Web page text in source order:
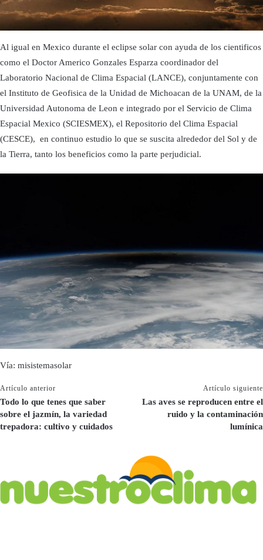
Al igual en Mexico durante el eclipse solar con ayuda de los cientificos
como el Doctor Americo Gonzales Esparza coordinador del
Laboratorio Nacional de Clima Espacial (LANCE), conjuntamente con
el Instituto de Geofisica de la Unidad de Michoacan de la UNAM, de la
Universidad Autonoma de Leon e integrado por el Servicio de Clima
Espacial Mexico (SCIESMEX), el Repositorio del Clima Espacial
(CESCE), en continuo estudio lo que se suscita alrededor del Sol y de
la Tierra, tanto los beneficios como la parte perjudicial.
Vía: misistemasolar
Artículo anterior
Todo lo que tenes que saber
sobre el jazmín, la variedad
trepadora: cultivo y cuidados
Artículo siguiente
Las aves se reproducen entre el
ruido y la contaminación
lumínica